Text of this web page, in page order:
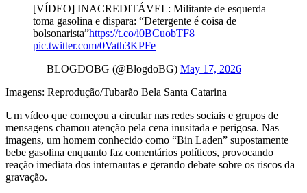
[VÍDEO] INACREDITÁVEL: Militante de esquerda
toma gasolina e dispara: “Detergente é coisa de
bolsonarista”https://t.co/i0BCuobTF8
pic.twitter.com/0Vath3KPFe
— BLOGDOBG (@BlogdoBG) May 17, 2026
Imagens: Reprodução/Tubarão Bela Santa Catarina
Um vídeo que começou a circular nas redes sociais e grupos de
mensagens chamou atenção pela cena inusitada e perigosa. Nas
imagens, um homem conhecido como “Bin Laden” supostamente
bebe gasolina enquanto faz comentários políticos, provocando
reação imediata dos internautas e gerando debate sobre os riscos da
gravação.